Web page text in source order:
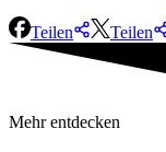
Teilen Teilen
Mehr entdecken